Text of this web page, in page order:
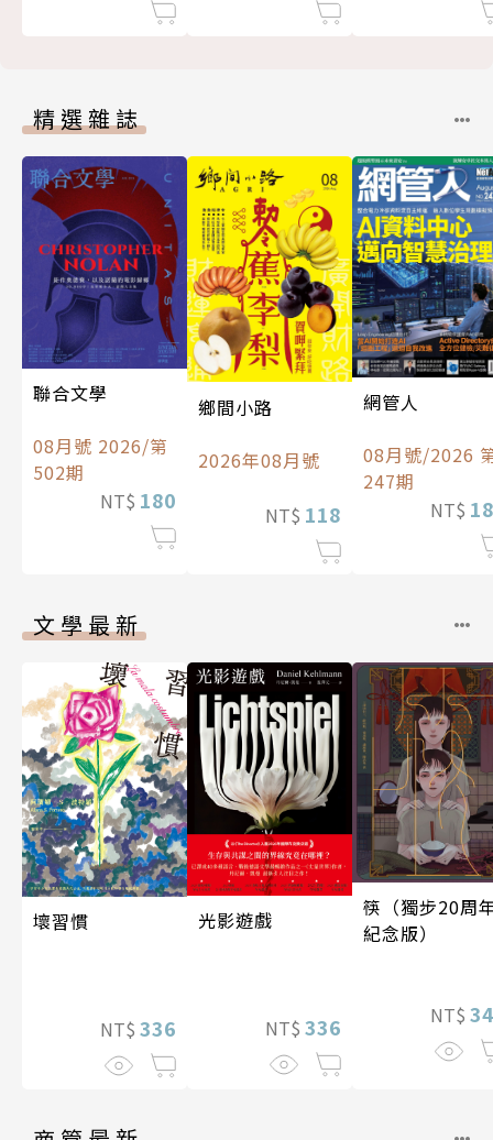
精選雜誌
聯合文學
08月號 2026/第
502期
NT$ 180
鄉間小路
2026年08月號
NT$ 118
網管人
08月號/2026
247期
NT$
文學最新
壞習慣
NT$ 336
光影遊戲
NT$ 336
筷（獨步20周
紀念版）
NT$